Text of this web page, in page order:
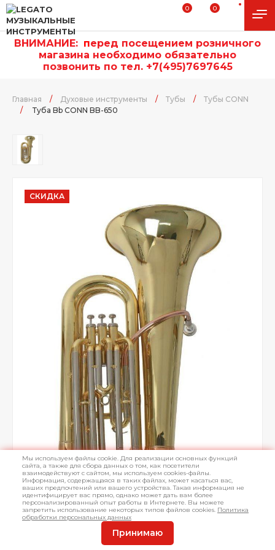
0 0
ВНИМАНИЕ: перед посещением розничного
магазина необходимо обязательно
позвонить по тел. +7(495)7697645
Главная / Духовые инструменты / Тубы /
Тубы CONN
/
Туба Bb CONN BB-650
СКИДКА
Мы используем файлы cookie. Для реализации основных функций
сайта, а также для сбора данных о том, как посетители
взаимодействуют с сайтом, мы используем cookies-файлы.
Информация, содержащаяся в таких файлах, может касаться вас,
ваших предпочтений или вашего устройства. Такая информация не
идентифицирует вас прямо, однако может дать вам более
персонализированный опыт работы в Интернете. Вы можете
запретить использование некоторых типов файлов cookies. Политика
обработки персональных данных
Принимаю